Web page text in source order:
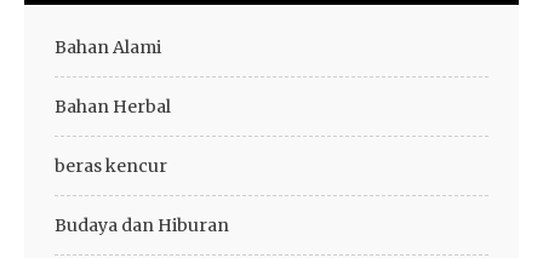
Bahan Alami
Bahan Herbal
beras kencur
Budaya dan Hiburan